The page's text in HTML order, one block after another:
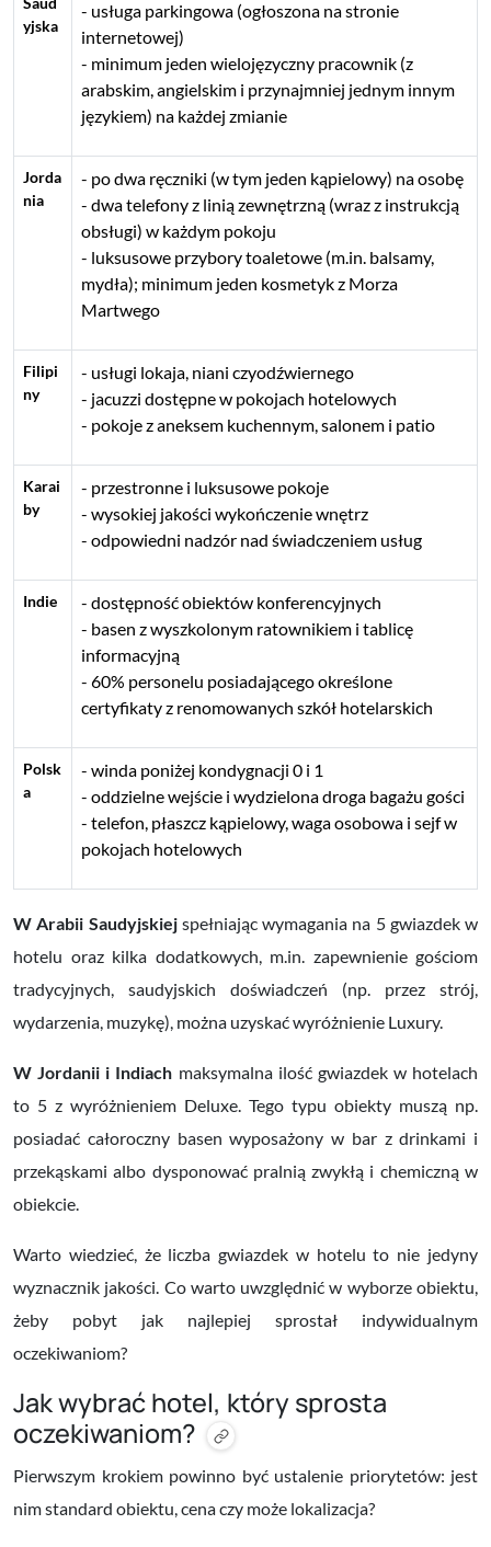
yjska
usługa parkingowa (ogłoszona na stronie
internetowej)
minimum jeden wielojęzyczny pracownik (z
arabskim, angielskim i przynajmniej jednym innym
językiem) na każdej zmianie
Jorda
nia
po dwa ręczniki (w tym jeden kąpielowy) na osobę
dwa telefony z linią zewnętrzną (wraz z instrukcją
obsługi) w każdym pokoju
luksusowe przybory toaletowe (m.in. balsamy,
mydła); minimum jeden kosmetyk z Morza
Martwego
Filipi
ny
usługi lokaja, niani czyodźwiernego
jacuzzi dostępne w pokojach hotelowych
pokoje z aneksem kuchennym, salonem i patio
Karai
by
przestronne i luksusowe pokoje
wysokiej jakości wykończenie wnętrz
odpowiedni nadzór nad świadczeniem usług
Indie
dostępność obiektów konferencyjnych
basen z wyszkolonym ratownikiem i tablicę
informacyjną
60% personelu posiadającego określone
certyfikaty z renomowanych szkół hotelarskich
Polsk
a
winda poniżej kondygnacji 0 i 1
oddzielne wejście i wydzielona droga bagażu gości
telefon, płaszcz kąpielowy, waga osobowa i sejf w
pokojach hotelowych
W Arabii Saudyjskiejspełniając wymagania na 5 gwiazdek w
hotelu oraz kilka dodatkowych, m.in. zapewnienie gościom
tradycyjnych, saudyjskich doświadczeń (np. przez strój,
wydarzenia, muzykę), można uzyskać wyróżnienie Luxury.
W Jordanii i Indiach maksymalna ilość gwiazdek w hotelach
to 5 z wyróżnieniem Deluxe. Tego typu obiekty muszą np.
posiadać całoroczny basen wyposażony w bar z drinkami i
przekąskami albo dysponować pralnią zwykłą i chemiczną w
obiekcie.
Warto wiedzieć, że liczba gwiazdek w hotelu to nie jedyny
wyznacznik jakości. Co warto uwzględnić w wyborze obiektu,
żeby pobyt jak najlepiej sprostał indywidualnym
oczekiwaniom?
Jak wybrać hotel, który sprosta
oczekiwaniom?
Pierwszym krokiem powinno być ustalenie priorytetów: jest
nim standard obiektu, cena czy może lokalizacja?